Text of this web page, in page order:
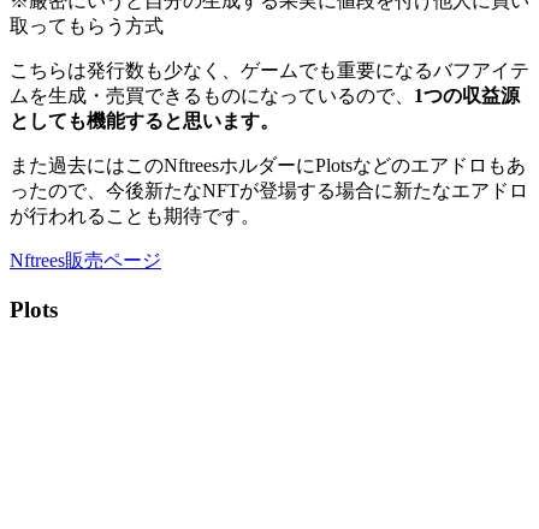
取ってもらう方式
こちらは発行数も少なく、ゲームでも重要になるバフアイテ
ムを生成・売買できるものになっているので、 1つの収益源
としても機能すると思います。
また過去にはこのNftreesホルダーにPlotsなどのエアドロもあ
ったので、今後新たなNFTが登場する場合に新たなエアドロ
が行われることも期待です。
Nftrees販売ページ
Plots